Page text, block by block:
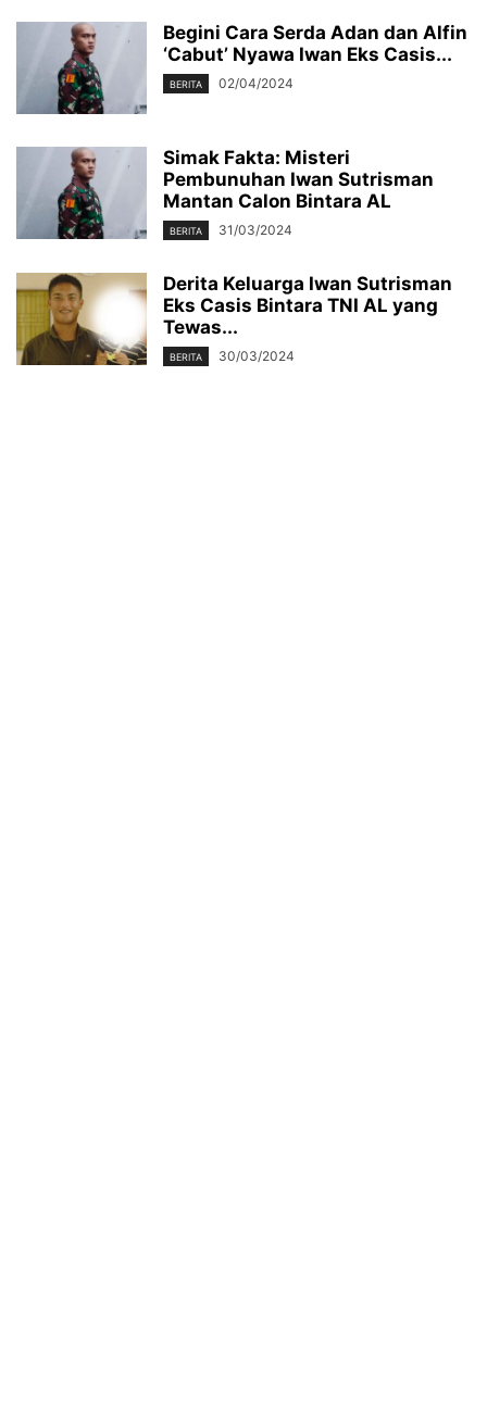
Begini Cara Serda Adan dan Alfin
‘Cabut’ Nyawa Iwan Eks Casis...
BERITA 02/04/2024
Simak Fakta: Misteri
Pembunuhan Iwan Sutrisman
Mantan Calon Bintara AL
BERITA 31/03/2024
Derita Keluarga Iwan Sutrisman
Eks Casis Bintara TNI AL yang
Tewas...
BERITA 30/03/2024